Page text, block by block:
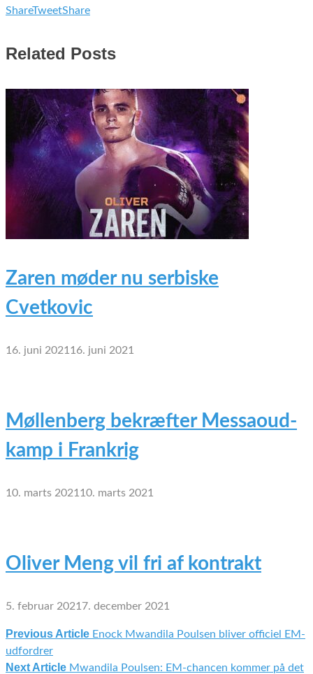
ShareTweetShare
Related Posts
Zaren møder nu serbiske
Cvetkovic
16. juni 2021 16. juni 2021
Møllenberg bekræfter Messaoud-
kamp i Frankrig
10. marts 2021 10. marts 2021
Oliver Meng vil fri af kontrakt
5. februar 2021 7. december 2021
Indlægsnavigation
Previous Article Enock Mwandila Poulsen bliver officiel EM-
udfordrer
Next Article Mwandila Poulsen: EM-chancen kommer på det